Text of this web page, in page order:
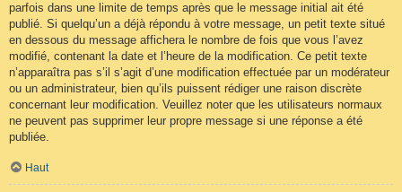
parfois dans une limite de temps après que le message initial ait été
publié. Si quelqu’un a déjà répondu à votre message, un petit texte situé
en dessous du message affichera le nombre de fois que vous l’avez
modifié, contenant la date et l’heure de la modification. Ce petit texte
n’apparaîtra pas s’il s’agit d’une modification effectuée par un modérateur
ou un administrateur, bien qu’ils puissent rédiger une raison discrète
concernant leur modification. Veuillez noter que les utilisateurs normaux
ne peuvent pas supprimer leur propre message si une réponse a été
publiée.
Haut